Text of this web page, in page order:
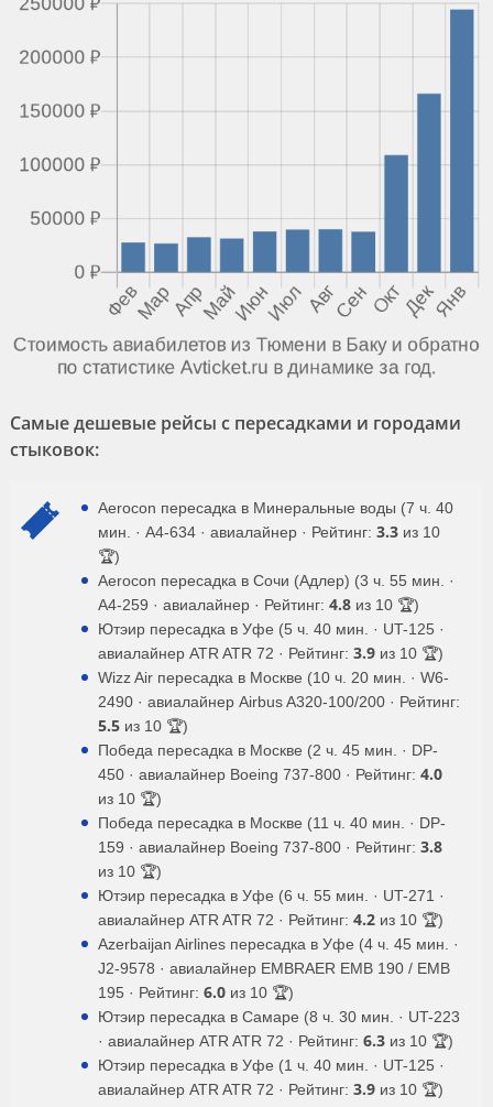
Самые дешевые рейсы с пересадками и городами
стыковок:
Aerocon пересадка в Минеральные воды (7 ч. 40
мин. · A4-634 · авиалайнер · Рейтинг: 3.3 из 10
🏆)
Aerocon пересадка в Сочи (Адлер) (3 ч. 55 мин. ·
A4-259 · авиалайнер · Рейтинг: 4.8 из 10 🏆)
Ютэир пересадка в Уфе (5 ч. 40 мин. · UT-125 ·
авиалайнер ATR ATR 72 · Рейтинг: 3.9 из 10 🏆)
Wizz Air пересадка в Москве (10 ч. 20 мин. · W6-
2490 · авиалайнер Airbus A320-100/200 · Рейтинг:
5.5 из 10 🏆)
Победа пересадка в Москве (2 ч. 45 мин. · DP-
450 · авиалайнер Boeing 737-800 · Рейтинг: 4.0
из 10 🏆)
Победа пересадка в Москве (11 ч. 40 мин. · DP-
159 · авиалайнер Boeing 737-800 · Рейтинг: 3.8
из 10 🏆)
Ютэир пересадка в Уфе (6 ч. 55 мин. · UT-271 ·
авиалайнер ATR ATR 72 · Рейтинг: 4.2 из 10 🏆)
Azerbaijan Airlines пересадка в Уфе (4 ч. 45 мин. ·
J2-9578 · авиалайнер EMBRAER EMB 190 / EMB
195 · Рейтинг: 6.0 из 10 🏆)
Ютэир пересадка в Самаре (8 ч. 30 мин. · UT-223
· авиалайнер ATR ATR 72 · Рейтинг: 6.3 из 10 🏆)
Ютэир пересадка в Уфе (1 ч. 40 мин. · UT-125 ·
авиалайнер ATR ATR 72 · Рейтинг: 3.9 из 10 🏆)